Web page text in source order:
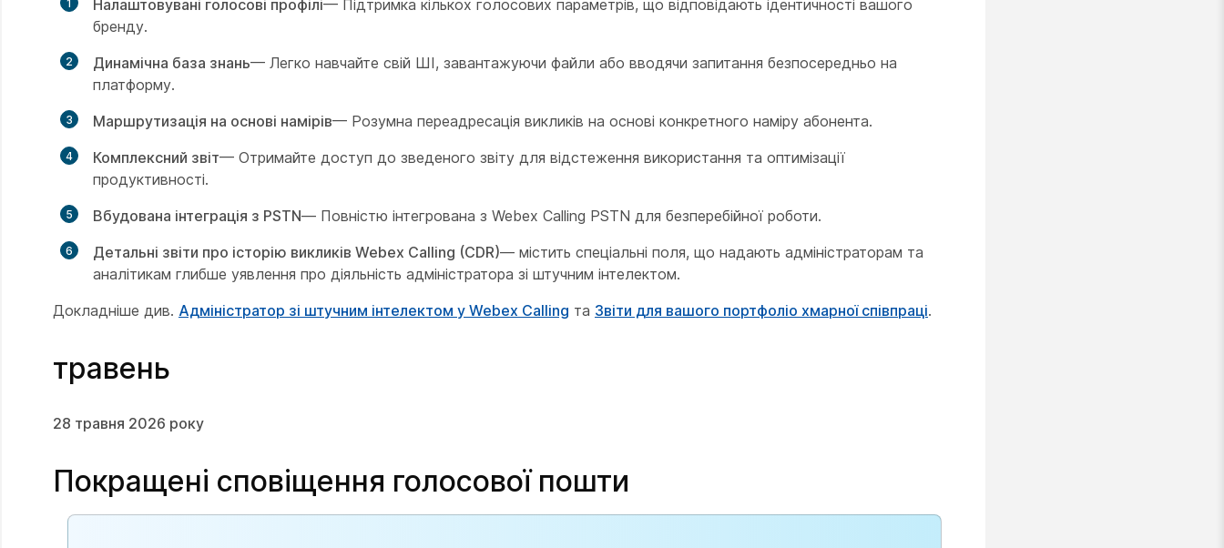
Налаштовувані голосові профілі— Підтримка кількох голосових параметрів, що відповідають ідентичності вашого
бренду.
Динамічна база знань— Легко навчайте свій ШІ, завантажуючи файли або вводячи запитання безпосередньо на
платформу.
Маршрутизація на основі намірів— Розумна переадресація викликів на основі конкретного наміру абонента.
Комплексний звіт— Отримайте доступ до зведеного звіту для відстеження використання та оптимізації
продуктивності.
Вбудована інтеграція з PSTN— Повністю інтегрована з Webex Calling PSTN для безперебійної роботи.
Детальні звіти про історію викликів Webex Calling (CDR)— містить спеціальні поля, що надають адміністраторам та
аналітикам глибше уявлення про діяльність адміністратора зі штучним інтелектом.
Докладніше див. Адміністратор зі штучним інтелектом у Webex Calling та Звіти для вашого портфоліо хмарної співпраці.
травень
28 травня 2026 року
Покращені сповіщення голосової пошти